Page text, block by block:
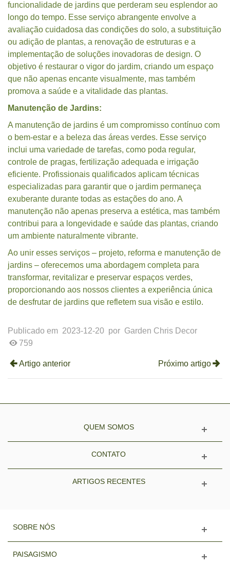
funcionalidade de jardins que perderam seu esplendor ao
longo do tempo. Esse serviço abrangente envolve a
avaliação cuidadosa das condições do solo, a substituição
ou adição de plantas, a renovação de estruturas e a
implementação de soluções inovadoras de design. O
objetivo é restaurar o vigor do jardim, criando um espaço
que não apenas encante visualmente, mas também
promova a saúde e a vitalidade das plantas.
Manutenção de Jardins:
A manutenção de jardins é um compromisso contínuo com
o bem-estar e a beleza das áreas verdes. Esse serviço
inclui uma variedade de tarefas, como poda regular,
controle de pragas, fertilização adequada e irrigação
eficiente. Profissionais qualificados aplicam técnicas
especializadas para garantir que o jardim permaneça
exuberante durante todas as estações do ano. A
manutenção não apenas preserva a estética, mas também
contribui para a longevidade e saúde das plantas, criando
um ambiente naturalmente vibrante.
Ao unir esses serviços – projeto, reforma e manutenção de
jardins – oferecemos uma abordagem completa para
transformar, revitalizar e preservar espaços verdes,
proporcionando aos nossos clientes a experiência única
de desfrutar de jardins que refletem sua visão e estilo.
Publicado em 2023-12-20 por Garden Chris Decor
759
Artigo anterior Próximo artigo
QUEM SOMOS
CONTATO
ARTIGOS RECENTES
SOBRE NÓS
PAISAGISMO